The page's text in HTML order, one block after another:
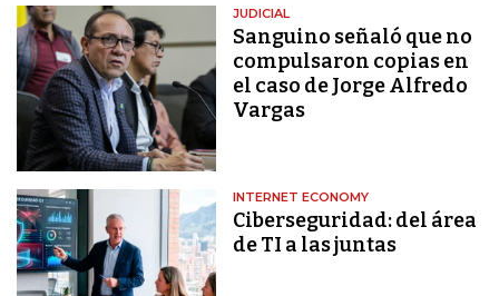
JUDICIAL
Sanguino señaló que no
compulsaron copias en
el caso de Jorge Alfredo
Vargas
INTERNET ECONOMY
Ciberseguridad: del área
de TI a las juntas